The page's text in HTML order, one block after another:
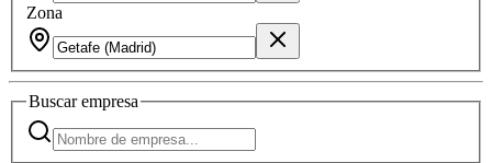
Zona
Buscarempresa